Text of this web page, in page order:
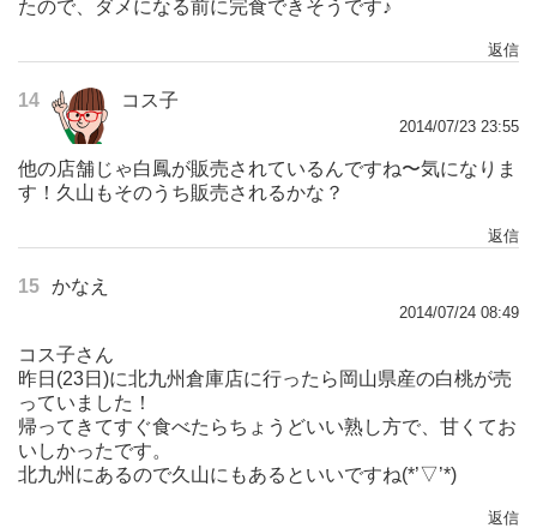
たので、ダメになる前に完食できそうです♪
返信
14 コス子
2014/07/23 23:55
他の店舗じゃ白鳳が販売されているんですね〜気になりま
す！久山もそのうち販売されるかな？
返信
15 かなえ
2014/07/24 08:49
コス子さん
昨日(23日)に北九州倉庫店に行ったら岡山県産の白桃が売
っていました！
帰ってきてすぐ食べたらちょうどいい熟し方で、甘くてお
いしかったです。
北九州にあるので久山にもあるといいですね(*’▽’*)
返信